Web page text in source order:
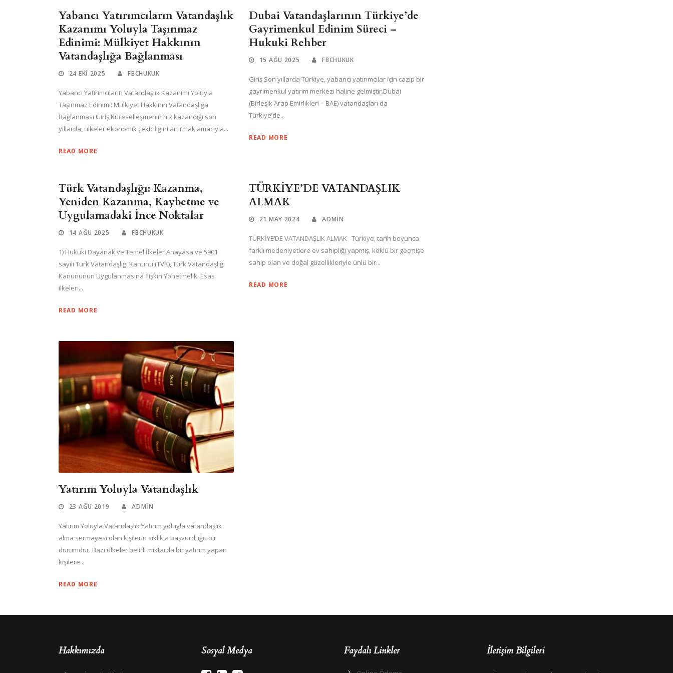
Yabancı Yatırımcıların Vatandaşlık
Kazanımı Yoluyla Taşınmaz
Edinimi: Mülkiyet Hakkının
Vatandaşlığa Bağlanması
24 EKI 2025 FBCHUKUK
Yabancı Yatırımcıların Vatandaşlık Kazanımı Yoluyla
Taşınmaz Edinimi: Mülkiyet Hakkının Vatandaşlığa
Bağlanması Giriş Küreselleşmenin hız kazandığı son
yıllarda, ülkeler ekonomik çekiciliğini artırmak amacıyla...
READ MORE
Dubai Vatandaşlarının Türkiye’de
Gayrimenkul Edinim Süreci –
Hukuki Rehber
15 AĞU 2025 FBCHUKUK
Giriş Son yıllarda Türkiye, yabancı yatırımcılar için cazip bir
gayrimenkul yatırım merkezi haline gelmiştir.Dubai
(Birleşik Arap Emirlikleri – BAE) vatandaşları da
Türkiye’de...
READ MORE
Türk Vatandaşlığı: Kazanma,
Yeniden Kazanma, Kaybetme ve
Uygulamadaki İnce Noktalar
14 AĞU 2025 FBCHUKUK
1) Hukuki Dayanak ve Temel İlkeler Anayasa ve 5901
sayılı Türk Vatandaşlığı Kanunu (TVK), Türk Vatandaşlığı
Kanununun Uygulanmasına İlişkin Yönetmelik. Esas
ilkeler:...
READ MORE
TÜRKİYE’DE VATANDAŞLIK
ALMAK
21 MAY 2024 ADMIN
TÜRKİYE’DE VATANDAŞLIK ALMAK Türkiye, tarih boyunca
farklı medeniyetlere ev sahipliği yapmış, köklü bir geçmişe
sahip olan ve doğal güzellikleriyle ünlü bir...
READ MORE
Yatırım Yoluyla Vatandaşlık
23 AĞU 2019 ADMIN
Yatırım Yoluyla Vatandaşlık Yatırım yoluyla vatandaşlık
alma sermayesi olan kişilerin sıklıkla başvurduğu bir
durumdur. Bazı ülkeler belirli miktarda bir yatırım yapan
kişilere...
READ MORE
Hakkımızda Sosyal Medya Faydalı Linkler İletişim Bilgileri